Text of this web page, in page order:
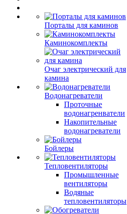
Порталы для каминов
Каминокомплекты
Очаг электрический для
камина
Водонагреватели
Проточные
водонагренватели
Накопительные
водонагреватели
Бойлеры
Тепловентиляторы
Промышленные
вентиляторы
Водяные
тепловентиляторы